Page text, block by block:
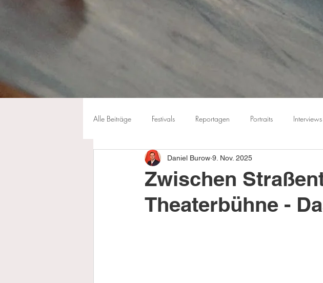
Alle Beiträge Festivals Reportagen Portraits Interviews
Zwischen
Theaterbühne -
Daniel Burow 9. Nov. 2025